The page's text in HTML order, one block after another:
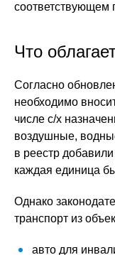
соответствующем
Что
Согласно
необходимо
числе с/х
воздушные,
в реестр
каждая единица
Однако
транспорт из
авто для